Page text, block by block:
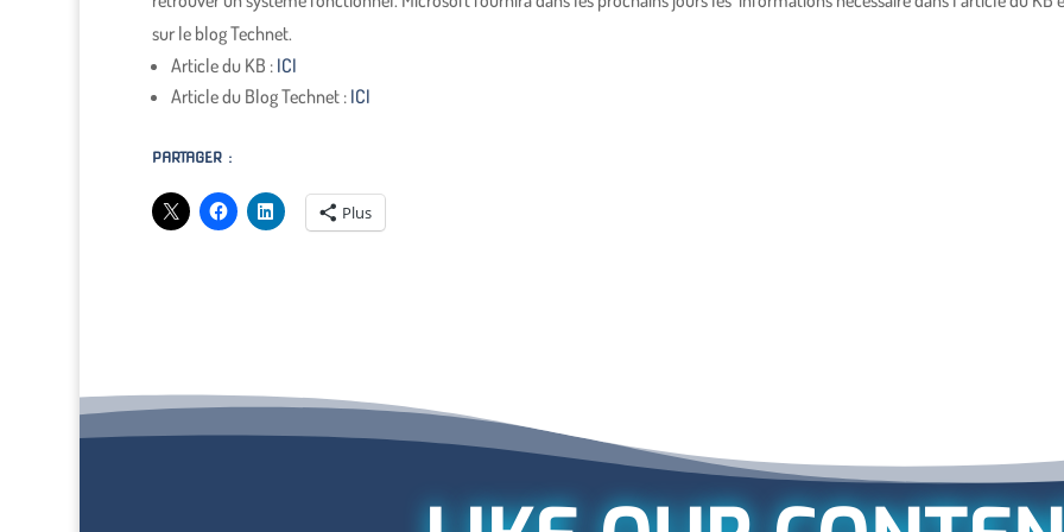
sur le blog Technet.
Article du KB : ICI
Article du Blog Technet : ICI
PARTAGER :
Plus